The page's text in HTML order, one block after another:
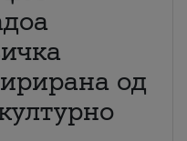
од